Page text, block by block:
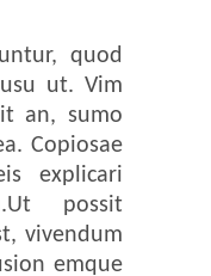
quod
ut. Vim
an, sumo
Copiosae
explicari
possit
vivendum
emque